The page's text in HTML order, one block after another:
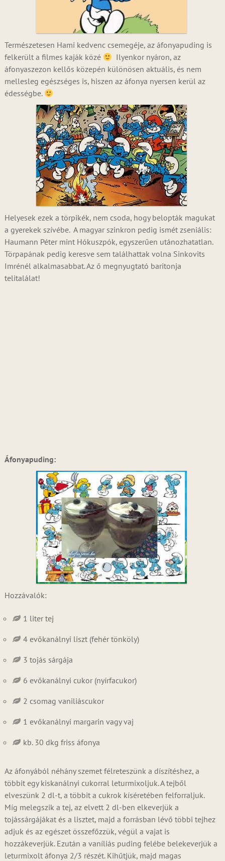
Természetesen Hami kedvenc csemegéje, az áfonyapuding is
felkerült a filmes kaják közé
Ilyenkor nyáron, az
áfonyaszezon kellős közepén különösen aktuális, és nem
mellesleg egészséges is, hiszen az áfonya nyersen kerül az
édességbe.
Helyesek ezek a törpikék, nem csoda, hogy belopták magukat
a gyerekek szívébe. A magyar szinkron pedig ismét zseniális:
Haumann Péter mint Hókuszpók, egyszerűen utánozhatatlan.
Törpapának pedig keresve sem találhattak volna Sinkovits
Imrénél alkalmasabbat. Az ő megnyugtató baritonja
telitalálat!
Áfonyapuding:
Hozzávalók:
1 liter tej
4 evőkanálnyi liszt (fehér tönköly)
3 tojás sárgája
6 evőkanálnyi cukor (nyírfacukor)
2 csomag vaniliáscukor
1 evőkanálnyi margarin vagy vaj
kb. 30 dkg friss áfonya
Az áfonyából néhány szemet félreteszünk a díszítéshez, a
többit egy kiskanálnyi cukorral leturmixoljuk. A tejből
elveszünk 2 dl-t, a többit a cukrok kíséretében felforraljuk.
Míg melegszik a tej, az elvett 2 dl-ben elkeverjük a
tojássárgájákat és a lisztet, majd a forrásban lévő többi tejhez
adjuk és az egészet összefőzzük, végül a vajat is
hozzákeverjük. Ezután a vaníliás puding felébe belekeverjük a
leturmixolt áfonya 2/3 részét. Kihűtjük, majd magas